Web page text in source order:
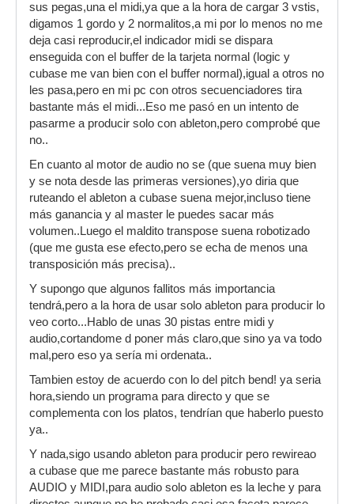
sus pegas,una el midi,ya que a la hora de cargar 3 vstis,
digamos 1 gordo y 2 normalitos,a mi por lo menos no me
deja casi reproducir,el indicador midi se dispara
enseguida con el buffer de la tarjeta normal (logic y
cubase me van bien con el buffer normal),igual a otros no
les pasa,pero en mi pc con otros secuenciadores tira
bastante más el midi...Eso me pasó en un intento de
pasarme a producir solo con ableton,pero comprobé que
no..
En cuanto al motor de audio no se (que suena muy bien
y se nota desde las primeras versiones),yo diria que
ruteando el ableton a cubase suena mejor,incluso tiene
más ganancia y al master le puedes sacar más
volumen..Luego el maldito transpose suena robotizado
(que me gusta ese efecto,pero se echa de menos una
transposición más precisa)..
Y supongo que algunos fallitos más importancia
tendrá,pero a la hora de usar solo ableton para producir lo
veo corto...Hablo de unas 30 pistas entre midi y
audio,cortandome d poner más claro,que sino ya va todo
mal,pero eso ya sería mi ordenata..
Tambien estoy de acuerdo con lo del pitch bend! ya seria
hora,siendo un programa para directo y que se
complementa con los platos, tendrían que haberlo puesto
ya..
Y nada,sigo usando ableton para producir pero rewireao
a cubase que me parece bastante más robusto para
AUDIO y MIDI,para audio solo ableton es la leche y para